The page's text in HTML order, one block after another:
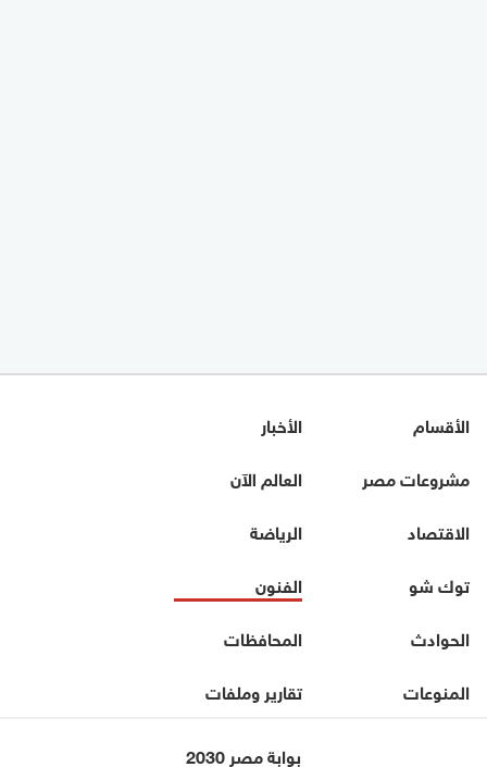
الأقسام
الأخبار
مشروعات مصر
العالم الآن
الاقتصاد
الرياضة
توك شو
الفنون
الحوادث
المحافظات
المنوعات
تقارير وملفات
بوابة مصر 2030